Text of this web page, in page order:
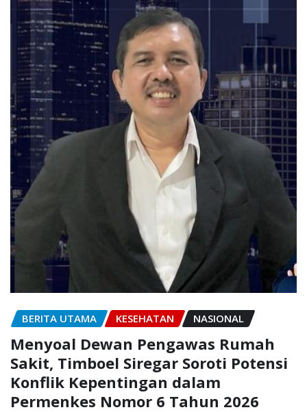
BERITA UTAMA KESEHATAN NASIONAL
Menyoal Dewan Pengawas Rumah
Sakit, Timboel Siregar Soroti Potensi
Konflik Kepentingan dalam
Permenkes Nomor 6 Tahun 2026